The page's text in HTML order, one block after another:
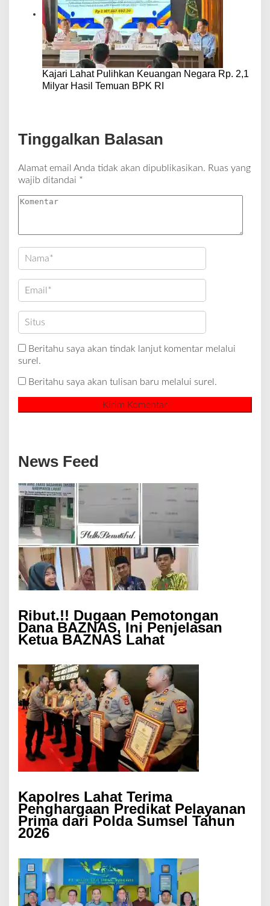
Kajari Lahat Pulihkan Keuangan Negara Rp. 2,1
Milyar Hasil Temuan BPK RI
Tinggalkan Balasan
Alamat email Anda tidak akan dipublikasikan. Ruas yang
wajib ditandai *
Beritahu saya akan tindak lanjut komentar melalui
surel.
Beritahu saya akan tulisan baru melalui surel.
News Feed
Ribut.!! Dugaan Pemotongan
Dana BAZNAS, Ini Penjelasan
Ketua BAZNAS Lahat
Kapolres Lahat Terima
Penghargaan Predikat Pelayanan
Prima dari Polda Sumsel Tahun
2026